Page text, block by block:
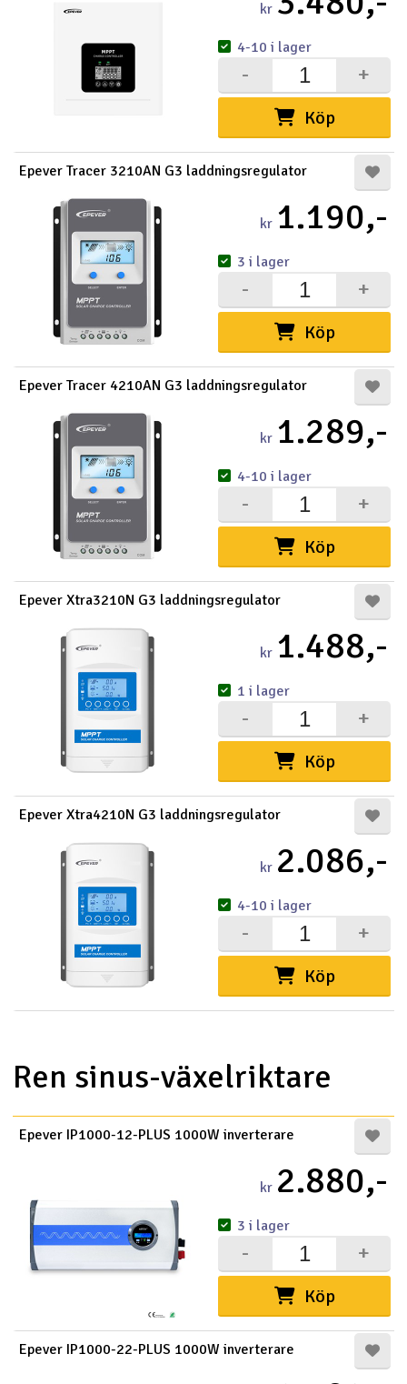
kr
Köp
+
-
4-10 i lager
Epever Tracer 3210AN G3 laddningsregulator
kr 1.190,-
Köp
+
-
3 i lager
Epever Tracer 4210AN G3 laddningsregulator
kr 1.289,-
Köp
+
-
4-10 i lager
Epever Xtra3210N G3 laddningsregulator
kr 1.488,-
Köp
+
-
1 i lager
Epever Xtra4210N G3 laddningsregulator
kr 2.086,-
Köp
+
-
4-10 i lager
Ren sinus-växelriktare
Epever IP1000-12-PLUS 1000W inverterare
kr 2.880,-
Köp
+
-
3 i lager
Epever IP1000-22-PLUS 1000W inverterare